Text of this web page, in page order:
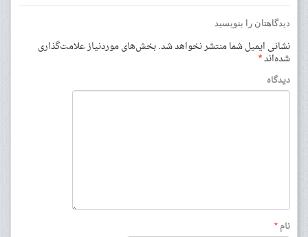
دیدگاهتان را بنویسید
نشانی ایمیل شما منتشر نخواهد شد.بخش‌های موردنیاز علامت‌گذاری
شده‌اند*
دیدگاه
نام*